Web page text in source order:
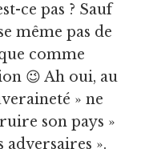
ce pas ? Sauf
même pas de
comme
😉 Ah oui, au
» ne
son pays »
adversaires ».